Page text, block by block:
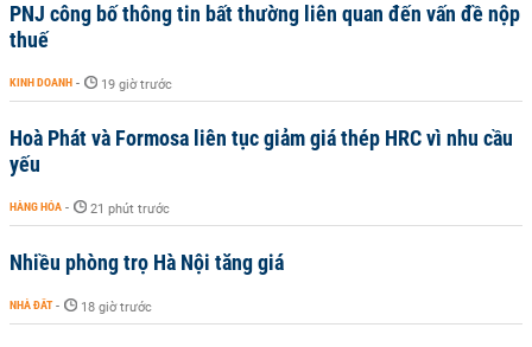
PNJ công bố thông tin bất thường liên quan đến vấn đề nộp
thuế
KINH DOANH - 19 giờ trước
Hoà Phát và Formosa liên tục giảm giá thép HRC vì nhu cầu
yếu
HÀNG HÓA - 21 phút trước
Nhiều phòng trọ Hà Nội tăng giá
NHÀ ĐẤT - 18 giờ trước